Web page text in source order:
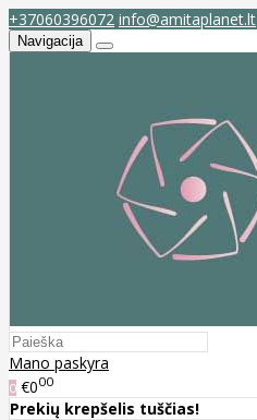
+37060396072 info@amitaplanet.lt
Navigacija
Mano paskyra
0 €000
Prekių krepšelis tuščias!